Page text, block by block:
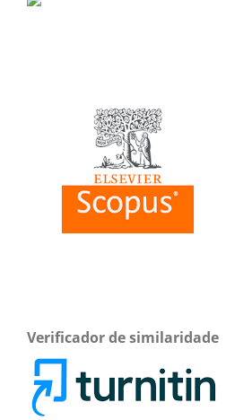
Verificador de similaridade